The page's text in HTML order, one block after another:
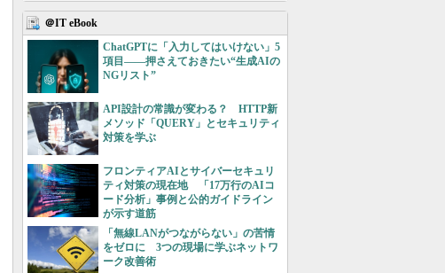
＠IT eBook
ChatGPTに「入力してはいけない」5
項目――押さえておきたい“生成AIの
NGリスト”
API設計の常識が変わる？ HTTP新
メソッド「QUERY」とセキュリティ
対策を学ぶ
フロンティアAIとサイバーセキュリ
ティ対策の現在地 「17万行のAIコ
ード分析」事例と公的ガイドライン
が示す道筋
「無線LANがつながらない」の苦情
をゼロに 3つの現場に学ぶネットワ
ーク改善術